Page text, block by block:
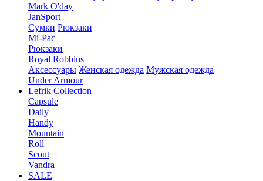
Mark O'day
JanSport
Сумки Рюкзаки
Mi-Pac
Рюкзаки
Royal Robbins
Аксессуары Женская одежда Мужская одежда
Under Armour
Lefrik Collection
Capsule
Daily
Handy
Mountain
Roll
Scout
Vandra
SALE